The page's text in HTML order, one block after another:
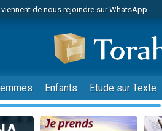
de nous rejoindre sur WhatsApp
viennent de faire un don pour 1 Journée
viennent de demander une bénédiction
viennent de nous rejoindre sur WhatsApp
places pour étudier en groupe sur Zoom
viennent de faire un don pour Diane, 80
Enfants Etude sur Texte